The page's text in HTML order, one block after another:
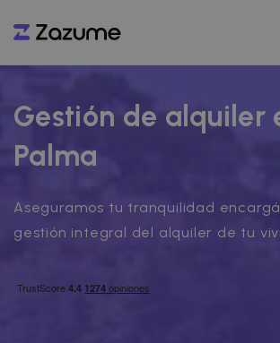
Gestión de alquiler
Palma
Aseguramos tu tranquilidad
gestión integral del alquiler de tu